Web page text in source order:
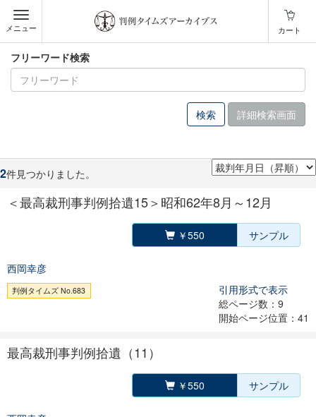
メニュー カート
フリーワード検索
詳細検索画面
2件見つかりました。
＜最高裁刑事判例拾遺15＞昭和62年8月～12月
￥550 サンプル
西岡幸彦
判例タイムズ No.683
引用形式で表示
総ページ数：9
開始ページ位置：41
最高裁刑事判例拾遺（11）
￥550 サンプル